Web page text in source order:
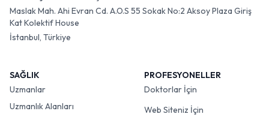
Maslak Mah. Ahi Evran Cd. A.O.S 55 Sokak No:2 Aksoy Plaza Giriş
Kat Kolektif House
İstanbul, Türkiye
SAĞLIK
Uzmanlar
Uzmanlık Alanları
PROFESYONELLER
Doktorlar İçin
Web Siteniz İçin